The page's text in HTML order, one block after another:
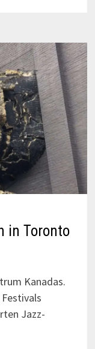
in Toronto
Kanadas.
Jazz-